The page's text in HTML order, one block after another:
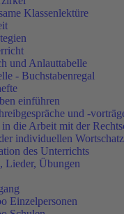
Klassenlektüre
und Anlauttabelle
- Buchstabenregal
einführen
und -
in die Arbeit mit der
individuellen
des Unterrichts
Lieder, Übungen
Einzelpersonen